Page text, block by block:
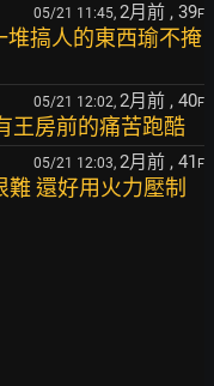
05/21 11:45, 2月前 , 39F
堆搞人的東西瑜不掩
05/21 12:02, 2月前 , 40F
王房前的痛苦跑酷
05/21 12:03, 2月前 , 41 F
還好用火力壓制